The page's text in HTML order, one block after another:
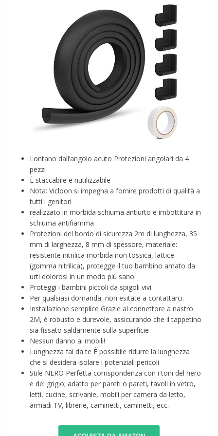
Lontano dall’angolo acuto Protezioni angolari da 4
pezzi
È staccabile e riutilizzabile
Nota: Vicloon si impegna a fornire prodotti di qualità a
tutti i genitori
realizzato in morbida schiuma antiurto e imbottitura in
schiuma antifiamma
Protezioni del bordo di sicurezza 2m di lunghezza, 35
mm di larghezza, 8 mm di spessore, materiale:
resistente nitrilica morbida non tossica, lattice
(gomma nitrilica), protegge il tuo bambino amato da
urti dolorosi in un modo più sano.
Proteggi i bambini piccoli da spigoli vivi.
Per qualsiasi domanda, non esitate a contattarci.
Installazione semplice Grazie al connettore a nastro
2M, è robusto e durevole, assicurando che il tappetino
sia fissato saldamente sulla superficie
Nessun danno ai mobili!
Lunghezza fai da te È possibile ridurre la lunghezza
che si desidera isolare i potenziali pericoli
Stile NERO Perfetta corrispondenza con i toni del nero
e del grigio; adatto per pareti o pareti, tavoli in vetro,
letti, cucine, scrivanie, mobili per camera da letto,
armadi TV, librerie, caminetti, caminetti, ecc.